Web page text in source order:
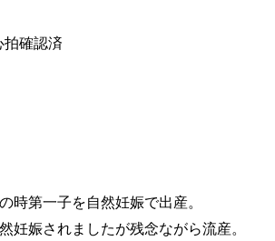
拍確認済
時第一子を自然妊娠で出産。
妊娠されましたが残念ながら流産。